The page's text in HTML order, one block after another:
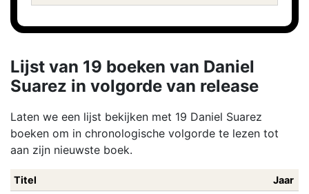
Lijst van 19 boeken van Daniel
Suarez in volgorde van release
Laten we een lijst bekijken met 19 Daniel Suarez
boeken om in chronologische volgorde te lezen tot
aan zijn nieuwste boek.
Titel Jaar